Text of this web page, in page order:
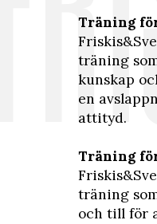
Träning
träning
kunskap
en
attityd.
Träning
träning
och till för